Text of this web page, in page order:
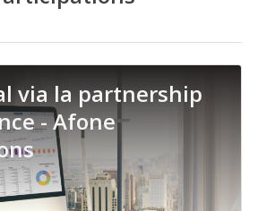
via la partnership
- Afone